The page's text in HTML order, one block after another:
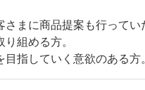
まに商品提案も行ってい
組める方。
指していく意欲のある方